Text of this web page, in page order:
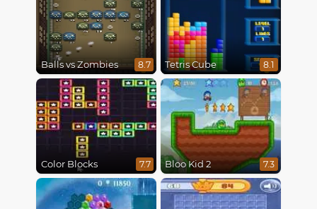
Balls vs Zombies 8.7 Tetris Cube 8.1
Color Blocks 7.7 Bloo Kid 2 7.3